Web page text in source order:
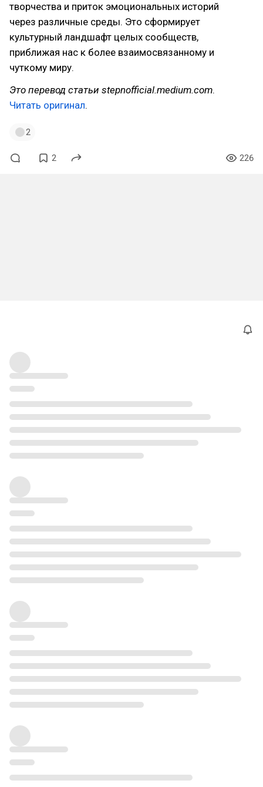
творчества и приток эмоциональных историй
через различные среды. Это сформирует
культурный ландшафт целых сообществ,
приближая нас к более взаимосвязанному и
чуткому миру.
Это перевод статьи stepnofficial.medium.com.
Читать оригинал.
2
2 226